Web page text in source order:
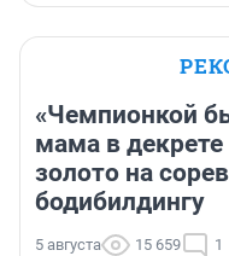
«Чемпионкой
мама в декрете
золото на
бодибилдингу
5 августа 15 659 1